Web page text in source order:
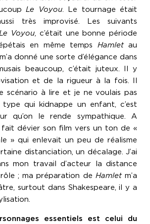
Le Voyou. Le tournage était
très improvisé. Les suivants
Voyou, c’était une bonne période
en même temps Hamletau
donné une sorte d’élégance dans
beaucoup, c’était juteux. Il y
et de la rigueur à la fois. Il
scénario à lire et je ne voulais pas
qui kidnappe un enfant, c’est
qu’on le rende sympathique. A
dévier son film vers un ton de «
» qui enlevait un peu de réalisme
distanciation, un décalage. J’ai
mon travail d’acteur la distance
; ma préparation de Hamletm’a
surtout dans Shakespeare, il y a
essentiels est celui du